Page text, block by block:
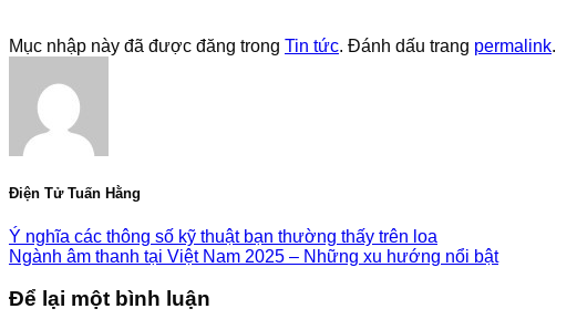
Mục nhập này đã được đăng trong Tin tức. Đánh dấu trang permalink.
Điện Tử Tuấn Hằng
Ý nghĩa các thông số kỹ thuật bạn thường thấy trên loa
Ngành âm thanh tại Việt Nam 2025 – Những xu hướng nổi bật
Để lại một bình luận